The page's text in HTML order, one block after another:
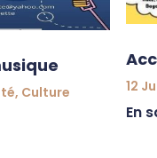
, Culture 12
En